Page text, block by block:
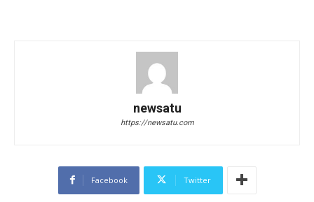
newsatu
https://newsatu.com
Facebook Twitter